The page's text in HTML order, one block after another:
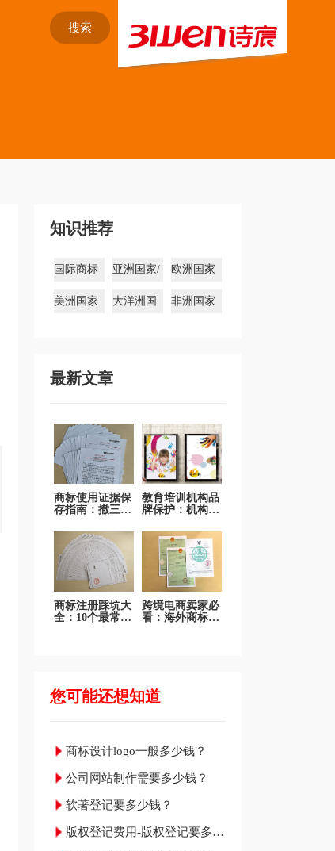
搜索
知识推荐
国际商标
注册
亚洲国家/
地区商标
欧洲国家
商标
美洲国家
大洋洲国
非洲国家
最新文章
商标使用证据保
存指南：撤三答
教育培训机构品
牌保护：机构名
吉祥物商标全面
保护
商标注册踩坑大
全：10个最常见
跨境电商卖家必
看：海外商标注
您可能还想知道
商标设计logo一般多少钱？
公司网站制作需要多少钱？
软著登记要多少钱？
版权登记费用-版权登记要多少